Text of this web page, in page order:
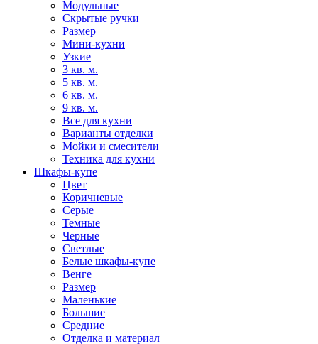
Модульные
Скрытые ручки
Размер
Мини-кухни
Узкие
3 кв. м.
5 кв. м.
6 кв. м.
9 кв. м.
Все для кухни
Варианты отделки
Мойки и смесители
Техника для кухни
Шкафы-купе
Цвет
Коричневые
Серые
Темные
Черные
Светлые
Белые шкафы-купе
Венге
Размер
Маленькие
Большие
Средние
Отделка и материал